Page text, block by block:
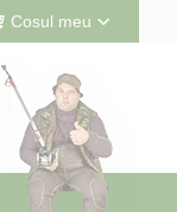
Cosul meu